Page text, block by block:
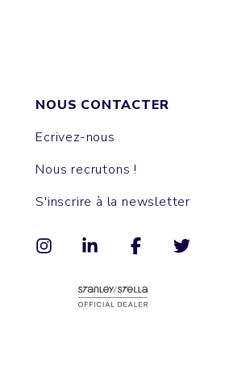
NOUS CONTACTER
Ecrivez-nous
Nous recrutons !
S'inscrire à la newsletter